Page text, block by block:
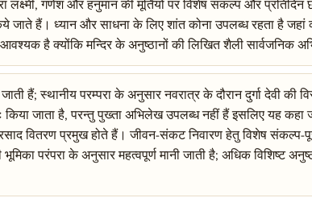
गणेश और हनुमान की मूर्तियों पर विशेष संकल्प और प्रतिदिन
हैं। ध्यान और साधना के लिए शांत कोना उपलब्ध रहता है जहां
आवश्यक है क्योंकि मन्दिर के अनुष्ठानों की लिखित शैली सार्वजनिक
हैं; स्थानीय परम्परा के अनुसार नवरात्र के दौरान दुर्गा देवी
जाता है, परन्तु पुख्ता अभिलेख उपलब्ध नहीं हैं इसलिए यह
वितरण प्रमुख होते हैं। जीवन-संकट निवारण हेतु विशेष
परंपरा के अनुसार महत्वपूर्ण मानी जाती है; अधिक विशिष्ट